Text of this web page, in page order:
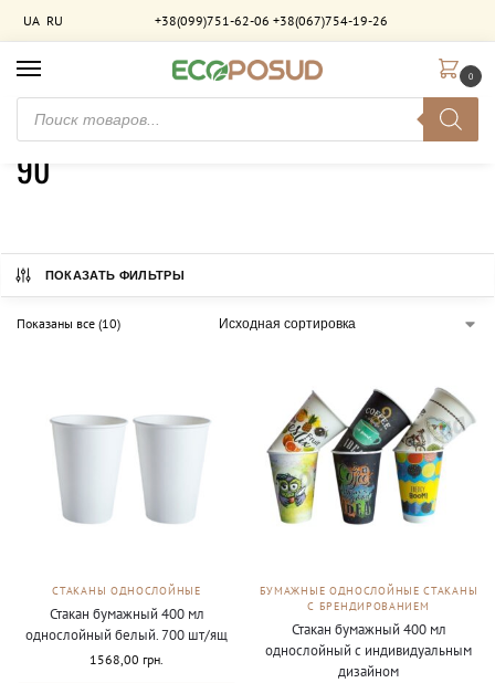
UA RU +38(099)751-62-06 +38(067)754-19-26
0
Главная / Товар Диаметр верхней части (мм)
90
ПОКАЗАТЬ ФИЛЬТРЫ
Показаны все (10)
СТАКАНЫ ОДНОСЛОЙНЫЕ
Стакан бумажный 400 мл
однослойный белый. 700 шт/ящ
1568,00 грн.
БУМАЖНЫЕ ОДНОСЛОЙНЫЕ СТАКАНЫ
С БРЕНДИРОВАНИЕМ
Стакан бумажный 400 мл
однослойный с индивидуальным
дизайном